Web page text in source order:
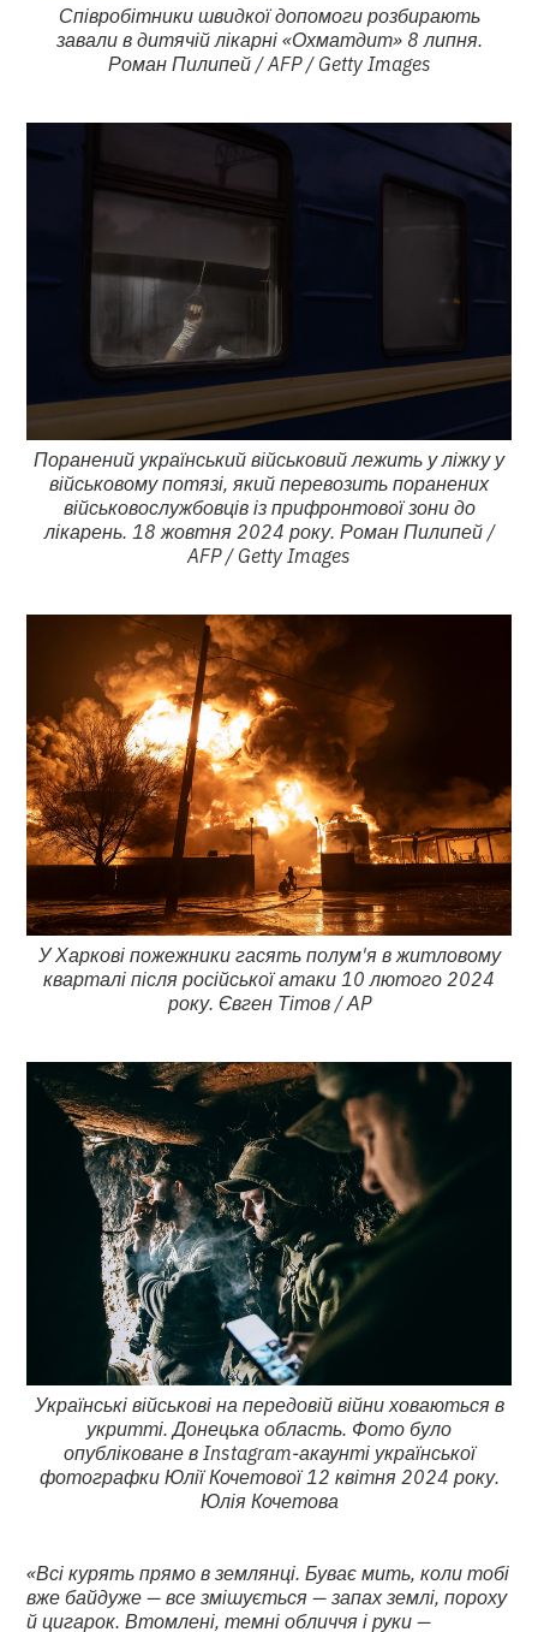
Співробітники швидкої допомоги розбирають
завали в дитячій лікарні «Охматдит» 8 липня.
Роман Пилипей / AFP / Getty Images
Поранений український військовий лежить у ліжку у
військовому потязі, який перевозить поранених
військовослужбовців із прифронтової зони до
лікарень. 18 жовтня 2024 року. Роман Пилипей /
AFP / Getty Images
У Харкові пожежники гасять полум'я в житловому
кварталі після російської атаки 10 лютого 2024
року. Євген Тітов / АP
Українські військові на передовій війни ховаються в
укритті. Донецька область. Фото було
опубліковане в Instagram-акаунті української
фотографки Юлії Кочетової 12 квітня 2024 року.
Юлія Кочетова
«Всі курять прямо в землянці. Буває мить, коли тобі
вже байдуже — все змішується — запах землі, пороху
й цигарок. Втомлені, темні обличчя і руки —